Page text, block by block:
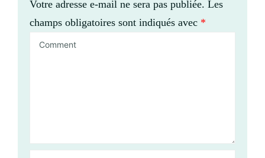
Votre adresse e-mail ne sera pas publiée. Les
champs obligatoires sont indiqués avec *